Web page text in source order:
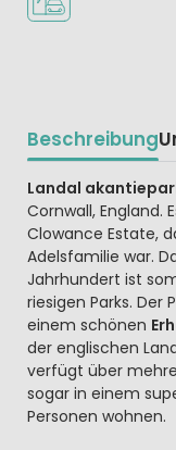
Beschreibung
Landal
Cornwall, England.
Clowance Estate,
Adelsfamilie war.
Jahrhundert ist
riesigen Parks. Der
einem schönen
der englischen
verfügt über
sogar in einem
Personen wohnen.